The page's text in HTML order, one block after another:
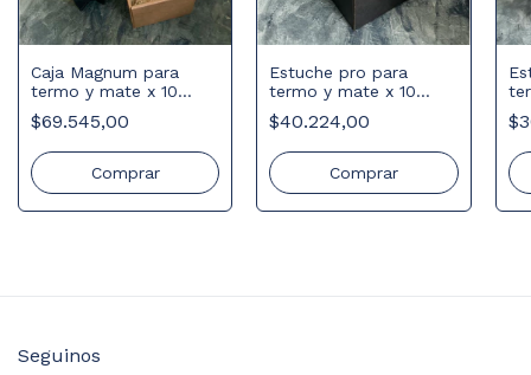
Caja Magnum para
termo y mate x 10
unidades
$69.545,00
Estuche pro para
termo y mate x 10
unidades
$40.224,00
Seguinos